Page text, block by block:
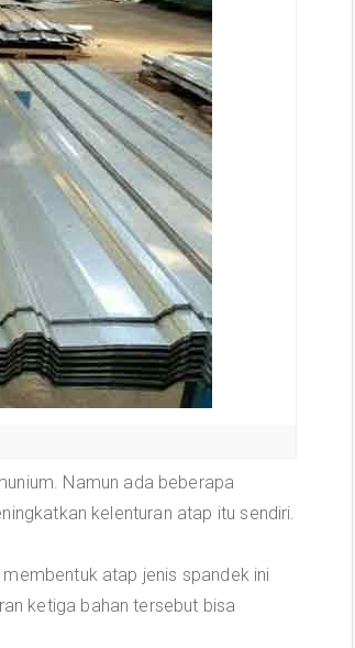
Namun ada beberapa
kelenturan atap itu sendiri.
atap jenis spandek ini
ketiga bahan tersebut bisa